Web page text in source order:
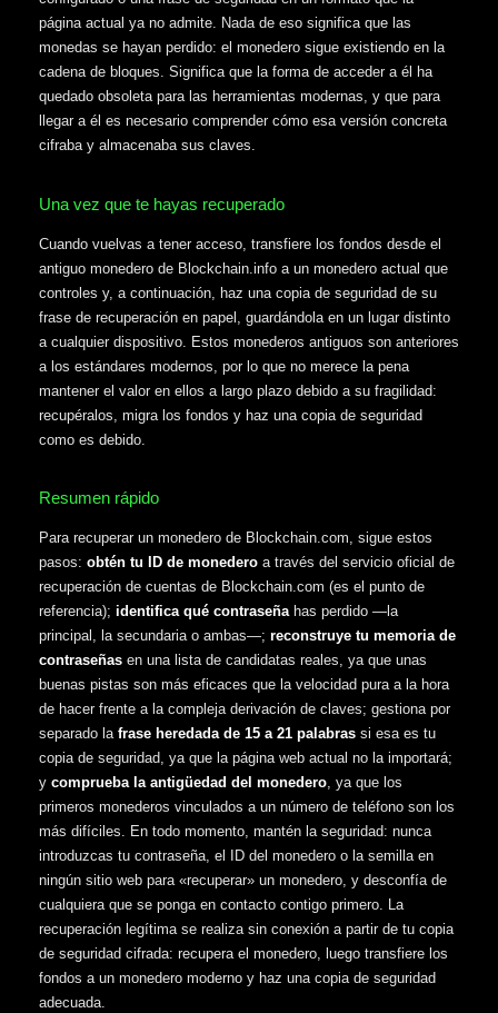
página actual ya no admite. Nada de eso significa que las
monedas se hayan perdido: el monedero sigue existiendo en la
cadena de bloques. Significa que la forma de acceder a él ha
quedado obsoleta para las herramientas modernas, y que para
llegar a él es necesario comprender cómo esa versión concreta
cifraba y almacenaba sus claves.
Una vez que te hayas recuperado
Cuando vuelvas a tener acceso, transfiere los fondos desde el
antiguo monedero de Blockchain.info a un monedero actual que
controles y, a continuación, haz una copia de seguridad de su
frase de recuperación en papel, guardándola en un lugar distinto
a cualquier dispositivo. Estos monederos antiguos son anteriores
a los estándares modernos, por lo que no merece la pena
mantener el valor en ellos a largo plazo debido a su fragilidad:
recupéralos, migra los fondos y haz una copia de seguridad
como es debido.
Resumen rápido
Para recuperar un monedero de Blockchain.com, sigue estos
pasos: obtén tu ID de monedero a través del servicio oficial de
recuperación de cuentas de Blockchain.com (es el punto de
referencia); identifica qué contraseñahas perdido —la
principal, la secundaria o ambas—; reconstruye tu memoria de
contraseñas en una lista de candidatas reales, ya que unas
buenas pistas son más eficaces que la velocidad pura a la hora
de hacer frente a la compleja derivación de claves; gestiona por
separado la frase heredada de 15 a 21 palabras si esa es tu
copia de seguridad, ya que la página web actual no la importará;
y comprueba la antigüedad del monedero, ya que los
primeros monederos vinculados a un número de teléfono son los
más difíciles. En todo momento, mantén la seguridad: nunca
introduzcas tu contraseña, el ID del monedero o la semilla en
ningún sitio web para «recuperar» un monedero, y desconfía de
cualquiera que se ponga en contacto contigo primero. La
recuperación legítima se realiza sin conexión a partir de tu copia
de seguridad cifrada: recupera el monedero, luego transfiere los
fondos a un monedero moderno y haz una copia de seguridad
adecuada.